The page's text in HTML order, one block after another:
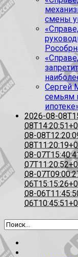
смены
Сергей
семьям
2026-08-
08-
08-
08-
08-